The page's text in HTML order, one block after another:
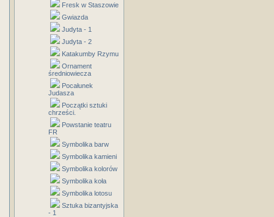
Fresk w Staszowie
Gwiazda
Judyta - 1
Judyta - 2
Katakumby Rzymu
Ornament
średniowiecza
Pocałunek
Judasza
Początki sztuki
chrześci.
Powstanie teatru
FR
Symbolika barw
Symbolika kamieni
Symbolika kolorów
Symbolika koła
Symbolika lotosu
Sztuka bizantyjska
- 1